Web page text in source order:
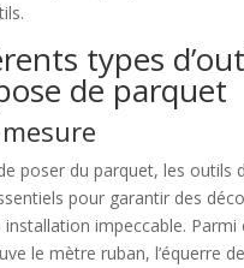
types
de parquet
de poser du parquet, les outils
pour garantir des
impeccable. Parmi
le mètre ruban, l’équerre de